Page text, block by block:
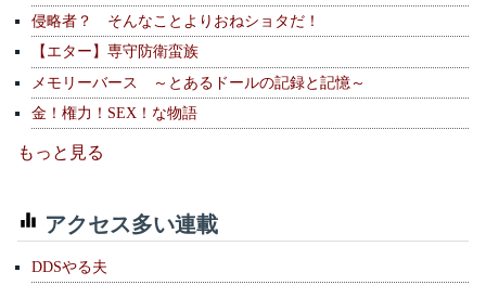
侵略者？ そんなことよりおねショタだ！
【エター】専守防衛蛮族
メモリーバース ～とあるドールの記録と記憶～
金！権力！SEX！な物語
もっと見る
アクセス多い連載
DDSやる夫